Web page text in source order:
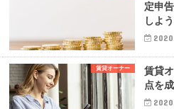
定申
しよう
賃貸オーナー
賃貸
点を